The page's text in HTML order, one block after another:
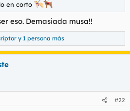
en corto
eso. Demasiada musa!!
y 1 persona más
#22